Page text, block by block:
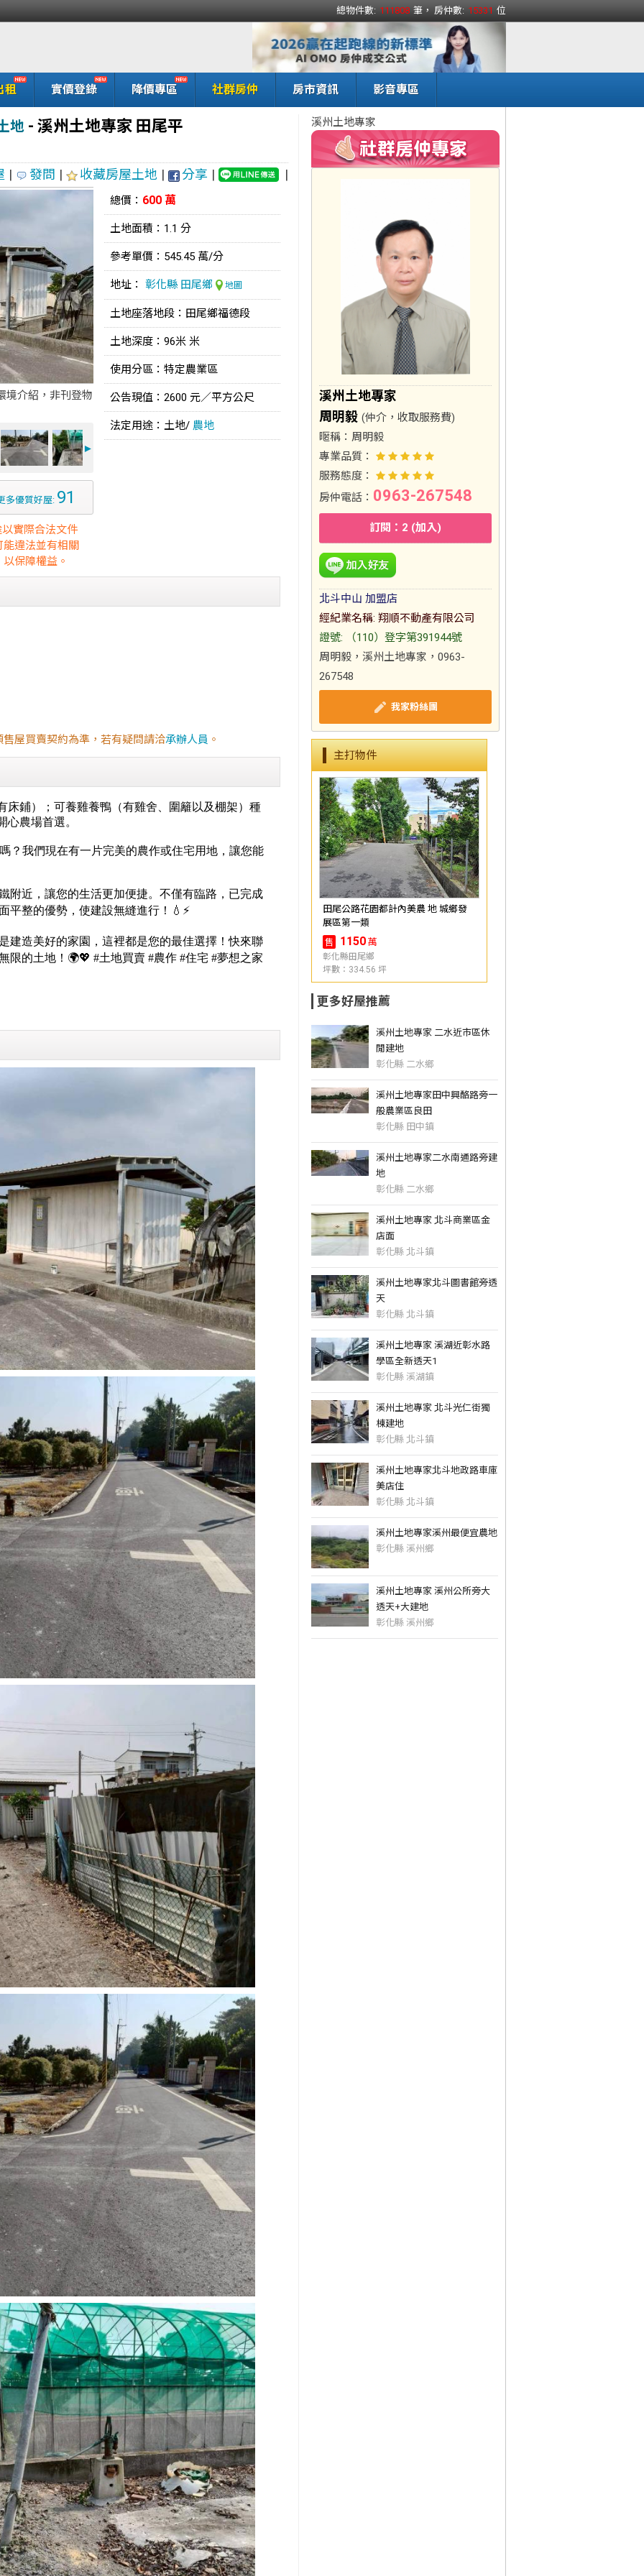
總物件數: 111808 筆， 房仲數: 15331 位
租 實價登錄 降價專區 社群房仲 房市資訊 影音專區
地 - 溪州土地專家 田尾平
| 發問 | 收藏房屋土地 | 分享 | |
境介紹，非刊登物
►
多優質好屋: 91
實際合法文件
違法並有相關
保障權益。
總價： 600 萬
土地面積：1.1 分
參考單價：545.45 萬/分
地址： 彰化縣 田尾鄉 地圖
土地座落地段：田尾鄉福德段
土地深度：96米 米
使用分區：特定農業區
公告現值：2600 元／平方公尺
法定用途：土地/ 農地
屋買賣契約為準，若有疑問請洽承辦人員 。
溪州土地專家
溪州土地專家
周明毅 (仲介，收取服務費)
暱稱： 周明毅
專業品質：
服務態度：
房仲電話： 0963-267548
訂閱：2 (加入)
北斗中山 加盟店
經紀業名稱: 翔順不動產有限公司
證號: （110）登字第391944號
周明毅，溪州土地專家，0963-
267548
我家粉絲團
主打物件
田尾公路花園都計內美農 地 城鄉發
展區第一類
售 1150 萬
彰化縣田尾鄉
坪數：334.56 坪
更多好屋推薦
溪州土地專家 二水近市區休
閒建地
彰化縣 二水鄉
溪州土地專家田中興酪路旁一
般農業區良田
彰化縣 田中鎮
溪州土地專家二水南通路旁建
地
彰化縣 二水鄉
溪州土地專家 北斗商業區金
店面
彰化縣 北斗鎮
溪州土地專家北斗圖書館旁透
天
彰化縣 北斗鎮
溪州土地專家 溪湖近彰水路
學區全新透天1
彰化縣 溪湖鎮
溪州土地專家 北斗光仁街獨
棟建地
彰化縣 北斗鎮
溪州土地專家北斗地政路車庫
美店住
彰化縣 北斗鎮
溪州土地專家溪州最便宜農地
彰化縣 溪州鄉
溪州土地專家 溪州公所旁大
透天+大建地
彰化縣 溪州鄉